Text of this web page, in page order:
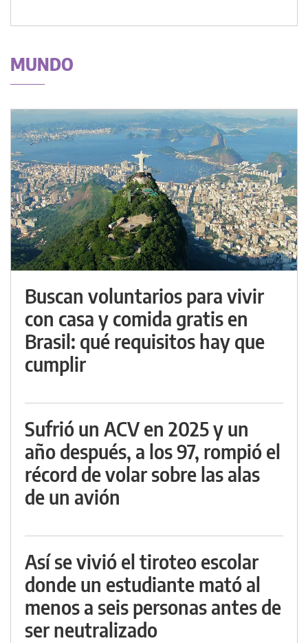
MUNDO
Buscan voluntarios para vivir
con casa y comida gratis en
Brasil: qué requisitos hay que
cumplir
Sufrió un ACV en 2025 y un
año después, a los 97, rompió el
récord de volar sobre las alas
de un avión
Así se vivió el tiroteo escolar
donde un estudiante mató al
menos a seis personas antes de
ser neutralizado